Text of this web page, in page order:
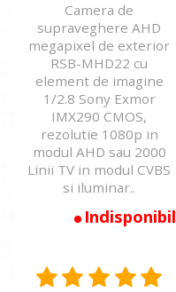
Camera de
supraveghere AHD
megapixel de exterior
RSB-MHD22 cu
element de imagine
1/2.8 Sony Exmor
IMX290 CMOS,
rezolutie 1080p in
modul AHD sau 2000
Linii TV in modul CVBS
si iluminar..
Indisponibil